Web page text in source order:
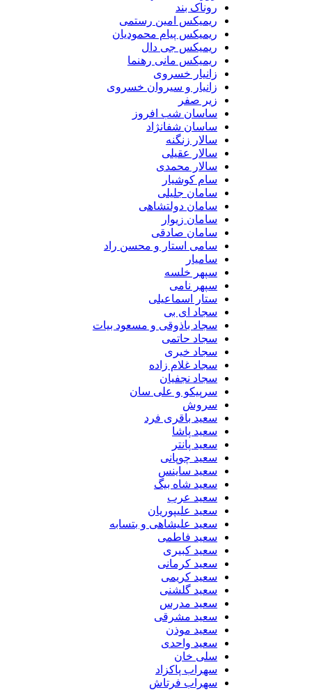
روناک بند
ریمیکس امین رستمی
ریمیکس پیام محمودیان
ریمیکس جی دال
ریمیکس مانی رهنما
زانیار خسروی
زانیار و سیروان خسروی
زیر صفر
ساسان شب افروز
ساسان شفانژاد
سالار زنگنه
سالار عقیلی
سالار محمدی
سام کوشیار
سامان جلیلی
سامان دولتشاهی
سامان زیوار
سامان صادقی
سامی استار و محسن راد
سامیار
سپهر خلسه
سپهر نامی
ستار اسماعیلی
سجاد ای بی
سجاد باذوقی و مسعود بیات
سجاد حاتمی
سجاد خیری
سجاد غلام زاده
سجاد نجفیان
سرپیکو و علی سان
سروش
سعید باقری فرد
سعید پاشا
سعید پانتر
سعید چوپانی
سعید ساینس
سعید شاه بیگ
سعید عرب
سعید علیپوریان
سعید علیشاهی و بتسابه
سعید فاطمی
سعید کبیری
سعید کرمانی
سعید کریمی
سعید گلشنی
سعید مدرس
سعید مشرقی
سعید موذن
سعید واحدی
سلی خان
سهراب پاکزاد
سهراب فرتاش